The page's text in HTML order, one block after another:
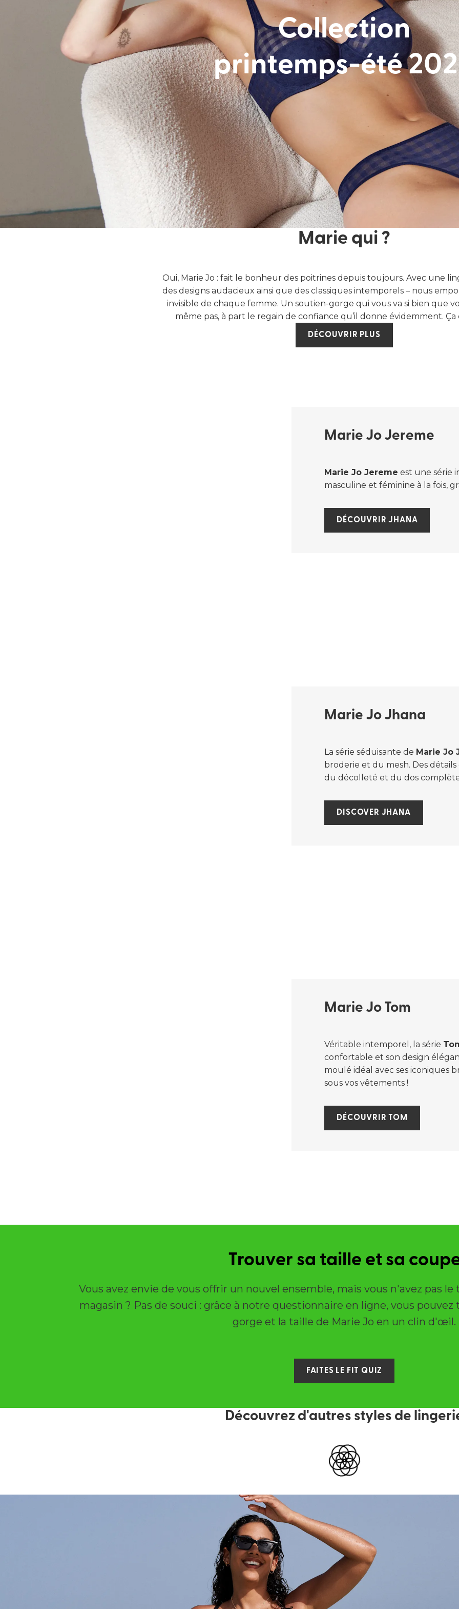
Trouver ma taille
Collection
printemps-été
Marie qui ?
Oui, Marie Jo : fait le bonheur des poitrines depuis toujours. Avec une
des designs audacieux ainsi que des classiques intemporels – nous
invisible de chaque femme. Un soutien-gorge qui vous va si bien que
même pas, à part le regain de confiance qu’il donne évidemment. Ça
DÉCOUVRIR PLUS
Marie Jo Jereme
Marie Jo Jereme est une série
masculine et féminine à la fois,
DÉCOUVRIR JHANA
Marie Jo Jhana
La série séduisante de Marie Jo
broderie et du mesh. Des
du décolleté et du dos
DISCOVER JHANA
Marie Jo Tom
Véritable intemporel, la série
confortable et son design
moulé idéal avec ses iconiques
sous vos vêtements !
DÉCOUVRIR TOM
Trouver sa taille et sa
Vous avez envie de vous offrir un nouvel ensemble, mais vous n'avez pas
magasin ? Pas de souci : grâce à notre questionnaire en ligne, vous
gorge et la taille de Marie Jo en un clin d'œil.
FAITES LE FIT QUIZ
Découvrez d'autres styles de